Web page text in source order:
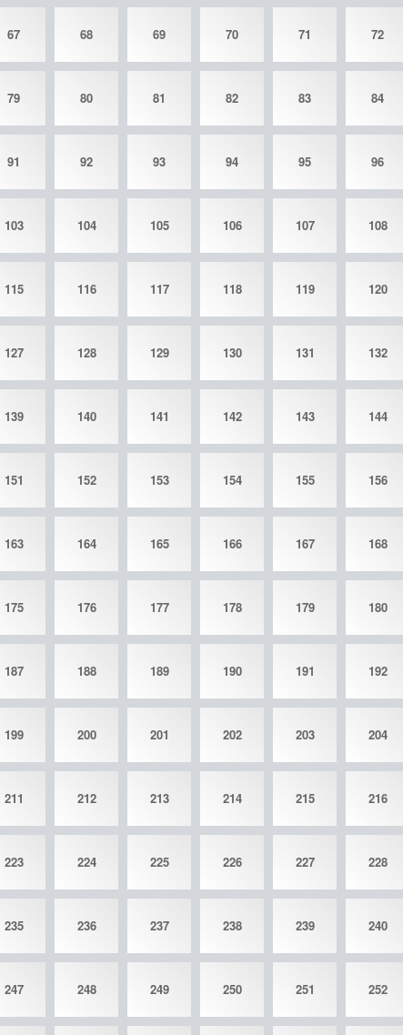
67 68 69 70 71 72
79 80 81 82 83 84
91 92 93 94 95 96
103 104 105 106 107 108
115 116 117 118 119 120
127 128 129 130 131 132
139 140 141 142 143 144
151 152 153 154 155 156
163 164 165 166 167 168
175 176 177 178 179 180
187 188 189 190 191 192
199 200 201 202 203 204
211 212 213 214 215 216
223 224 225 226 227 228
235 236 237 238 239 240
247 248 249 250 251 252